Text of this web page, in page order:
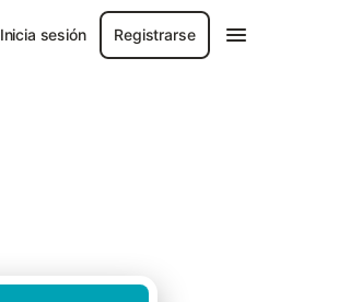
Inicia sesión Registrarse